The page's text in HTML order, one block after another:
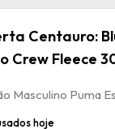
Centauro:
Crew Fleece
Masculino Puma
hoje